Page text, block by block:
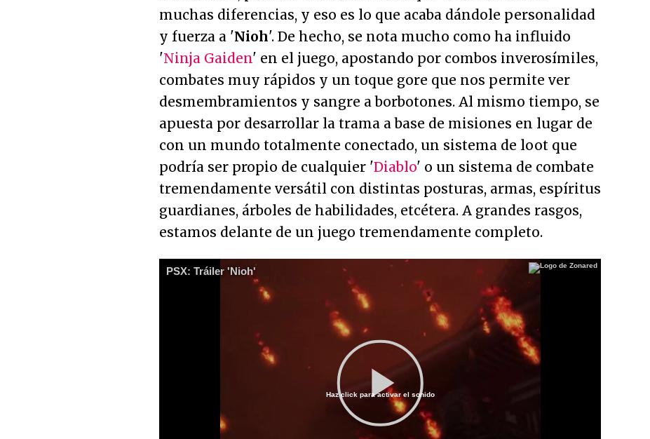
muchas diferencias, y eso es lo que acaba dándole personalidad
y fuerza a 'Nioh'. De hecho, se nota mucho como ha influido
'Ninja Gaiden' en el juego, apostando por combos inverosímiles,
combates muy rápidos y un toque gore que nos permite ver
desmembramientos y sangre a borbotones. Al mismo tiempo, se
apuesta por desarrollar la trama a base de misiones en lugar de
con un mundo totalmente conectado, un sistema de loot que
podría ser propio de cualquier 'Diablo' o un sistema de combate
tremendamente versátil con distintas posturas, armas, espíritus
guardianes, árboles de habilidades, etcétera. A grandes rasgos,
estamos delante de un juego tremendamente completo.
Play
PSX: Tráiler 'Nioh'
Haz click para activar el sonido